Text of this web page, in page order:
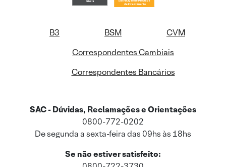
B3 BSM
CVM
Correspondentes Cambiais
Correspondentes Bancários
SAC - Dúvidas, Reclamações e Orientações
0800-772-0202
De segunda a sexta-feira das 09hs às 18hs
Se não estiver satisfeito: